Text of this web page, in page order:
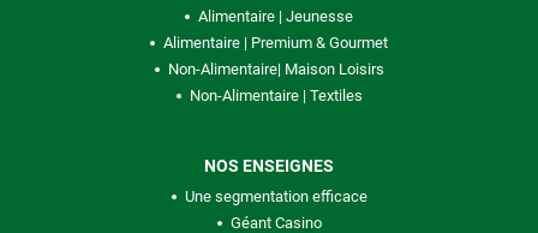
Alimentaire | Jeunesse
Alimentaire | Premium & Gourmet
Non-Alimentaire| Maison Loisirs
Non-Alimentaire | Textiles
NOS ENSEIGNES
Une segmentation efficace
Géant Casino